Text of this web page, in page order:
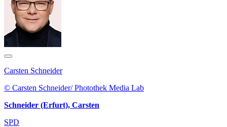
Carsten Schneider
© Carsten Schneider/ Photothek Media Lab
Schneider (Erfurt), Carsten
SPD